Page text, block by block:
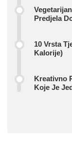
Predjela
10 Vrsta
Kalorije)
Kreativno
Koje Je